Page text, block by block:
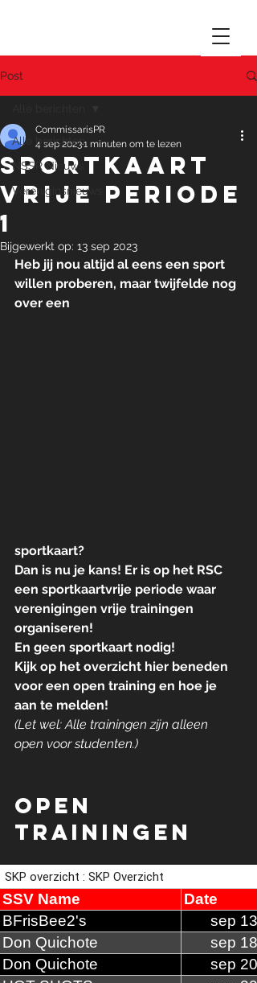
Post
Alle berichten
NSSR Nieuws
Vereniginsnieuws
SPORTKAART
VRIJE PERIODE
1
CommissarisPR
4 sep 20231 minuten om te lezen
Bijgewerkt op: 13 sep 2023
Heb jij nou altijd al eens een sport
willen proberen, maar twijfelde nog
over een
sportkaart?
Dan is nu je kans! Er is op het RSC
een sportkaartvrije periode waar
verenigingen vrije trainingen
organiseren!
En geen sportkaart nodig!
Kijk op het overzicht hier beneden
voor een open training en hoe je
aan te melden!
(Let wel: Alle trainingen zijn alleen
open voor studenten.)
Open
trainingen